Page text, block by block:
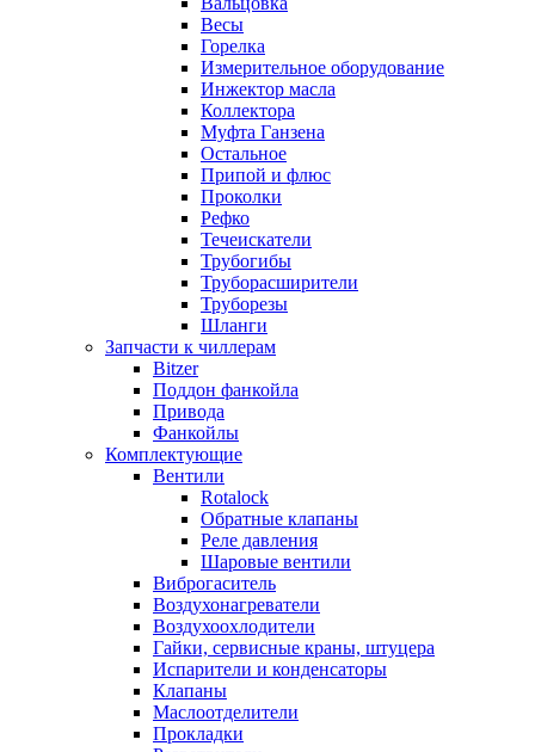
Весы
Горелка
Измерительное оборудование
Инжектор масла
Коллектора
Муфта Ганзена
Остальное
Припой и флюс
Проколки
Рефко
Течеискатели
Трубогибы
Труборасширители
Труборезы
Шланги
Запчасти к чиллерам
Bitzer
Поддон фанкойла
Привода
Фанкойлы
Комплектующие
Вентили
Rotalock
Обратные клапаны
Реле давления
Шаровые вентили
Виброгаситель
Воздухонагреватели
Воздухоохлодители
Гайки, сервисные краны, штуцера
Испарители и конденсаторы
Клапаны
Маслоотделители
Прокладки